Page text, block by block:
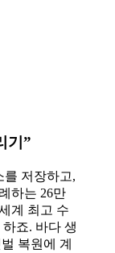
기”
를 저장하고,
하는 26만
계 최고 수
죠. 바다 생
복원에 계